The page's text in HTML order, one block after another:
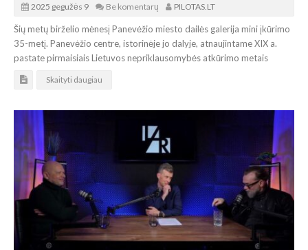
2025 gegužės 9 Be komentarų PILOTAS.LT
Šių metų birželio mėnesį Panevėžio miesto dailės galerija mini įkūrimo
35-metį. Panevėžio centre, istorinėje jo dalyje, atnaujintame XIX a.
pastate pirmaisiais Lietuvos nepriklausomybės atkūrimo metais
Skaityti daugiau